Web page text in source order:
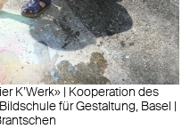
K’Werk» | Kooperation des
für Gestaltung, Basel |